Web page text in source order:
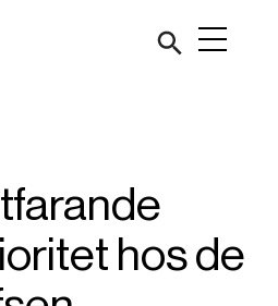
hos de